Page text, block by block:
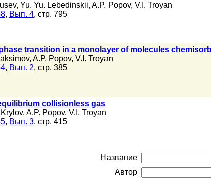
, Yu. Yu. Lebedinskii, A.P. Popov, V.I. Troyan
, Вып. 4, стр. 795
transition in a monolayer of molecules
, A.P. Popov, V.I. Troyan
, Вып. 2, стр. 385
collisionless gas
, A.P. Popov, V.I. Troyan
, Вып. 3, стр. 415
Название
Автор